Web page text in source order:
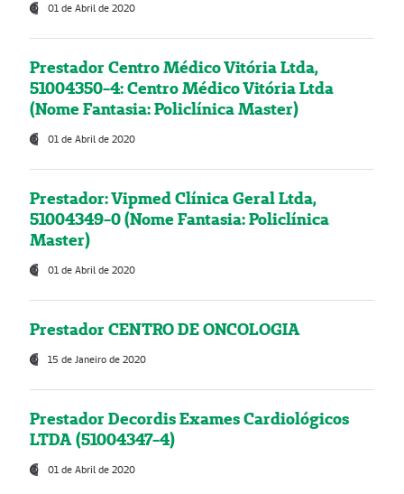
01 de Abril de 2020
Prestador Centro Médico Vitória Ltda,
51004350-4: Centro Médico Vitória Ltda
(Nome Fantasia: Policlínica Master)
01 de Abril de 2020
Prestador: Vipmed Clínica Geral Ltda,
51004349-0 (Nome Fantasia: Policlínica
Master)
01 de Abril de 2020
Prestador CENTRO DE ONCOLOGIA
15 de Janeiro de 2020
Prestador Decordis Exames Cardiológicos
LTDA (51004347-4)
01 de Abril de 2020